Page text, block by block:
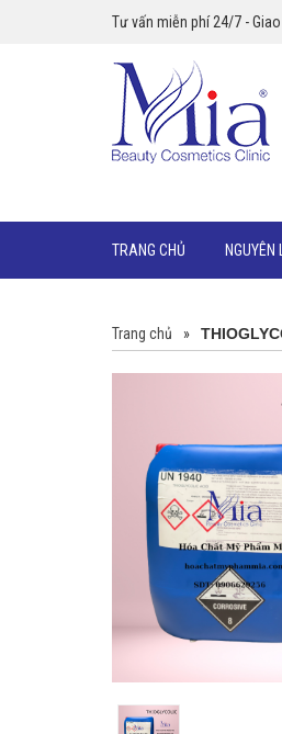
Tư vấn miễn phí 24/7 -
TRANG CHỦ NGUYÊN
Trang chủ »